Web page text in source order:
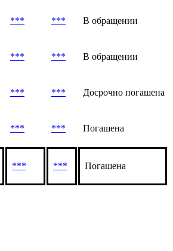
*** *** В обращении
*** *** В обращении
*** *** Досрочно погашена
*** *** Погашена
*** *** Погашена